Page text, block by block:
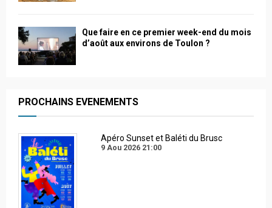
Que faire en ce premier week-end du mois
d’août aux environs de Toulon ?
PROCHAINS EVENEMENTS
Apéro Sunset et Baléti du Brusc
9 Aou 2026 21:00